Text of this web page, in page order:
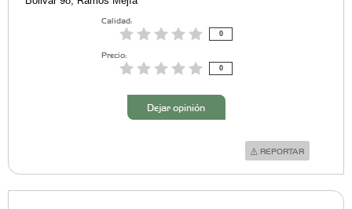
Calidad:
0
Precio:
0
Dejar opinión
REPORTAR